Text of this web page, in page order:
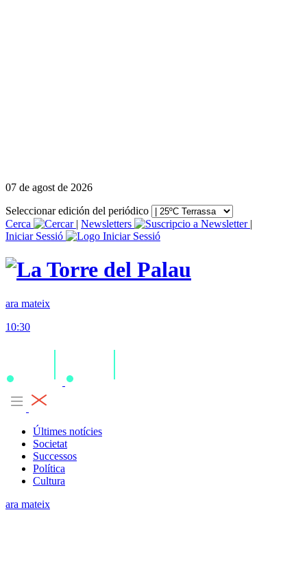
07 de agost de 2026
Seleccionar edición del periódico
Cerca
| Newsletters
|
Iniciar Sessió
ara mateix
10:30
Últimes notícies
Societat
Successos
Política
Cultura
ara mateix